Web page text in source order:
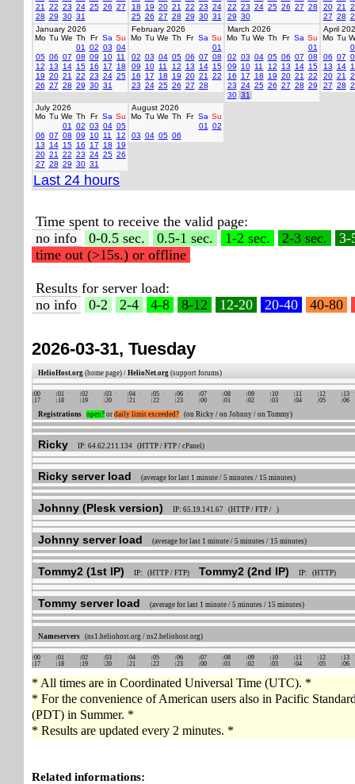
21
22 23 24 25 26 27
28 29 30 31
18
19 20 21 22 23 24
25 26 27 28 29 30 31
22 23 24 25 26 27 28
29 30
20 21
27 28
January 2026
Mo Tu We Th Fr Sa Su
01
02 03 04
05 06 07 08 09 10 11
12
13 14 15 16 17
18
19 20 21 22 23 24 25
26 27 28 29 30 31
February 2026
Mo Tu We Th Fr Sa Su
01
02 03 04 05 06 07 08
09
10 11 12 13 14 15
16
17 18 19 20 21
22
23 24 25 26 27 28
March 2026
Mo Tu We Th Fr Sa Su
01
02 03 04 05 06 07 08
09
10 11 12 13 14 15
16
17 18 19 20 21
22
23 24 25 26 27 28 29
30 31
April
Mo Tu
06 07
13
14
20 21
27 28
July 2026
Mo Tu We Th Fr Sa Su
01
02 03 04 05
06 07 08 09 10 11
12
13
14 15 16 17 18
19
20 21 22 23 24 25 26
27 28 29 30 31
August 2026
Mo Tu We Th Fr Sa Su
01
02
03 04 05 06
Last 24 hours
Time spent to receive the valid page:
no info
0-0.5 sec. 0.5-1 sec. 1-2 sec. 2-3 sec.
3-
time out (>15s.) or offline
Results for server load:
no info
0-2 2-4 4-8 8-12 12-20 20-40 40-80
2026-03-31, Tuesday
HelioHost.org (home page) / HelioNet.org (support forums)
Registrations open? or daily limit exceeded? (on Ricky / on Johnny / on Tommy)
Ricky IP: 64.62.211.134 (HTTP / FTP / cPanel)
Ricky server load (average for last 1 minute / 5 minutes / 15 minutes)
Johnny (Plesk version) IP: 65.19.141.67 (HTTP / FTP / )
Johnny server load (average for last 1 minute / 5 minutes / 15 minutes)
Tommy2 (1st IP) IP: (HTTP / FTP) Tommy2 (2nd IP) IP: (HTTP)
Tommy server load (average for last 1 minute / 5 minutes / 15 minutes)
Nameservers (ns1.heliohost.org / ns2.heliohost.org)
00 01 02 03 04 05 06 07 08 09 10 11 12
13
17
18 19 20 21 22 23 00 01 02 03 04 05 06
00 01 02 03 04 05 06 07 08 09 10 11 12
13
17
18 19 20 21 22 23 00 01 02 03 04 05 06
* All times are in Coordinated Universal Time (UTC). *
* For the convenience of American users also in Pacific
(PDT) in Summer. *
* Results are updated every 2 minutes. *
Related informations: